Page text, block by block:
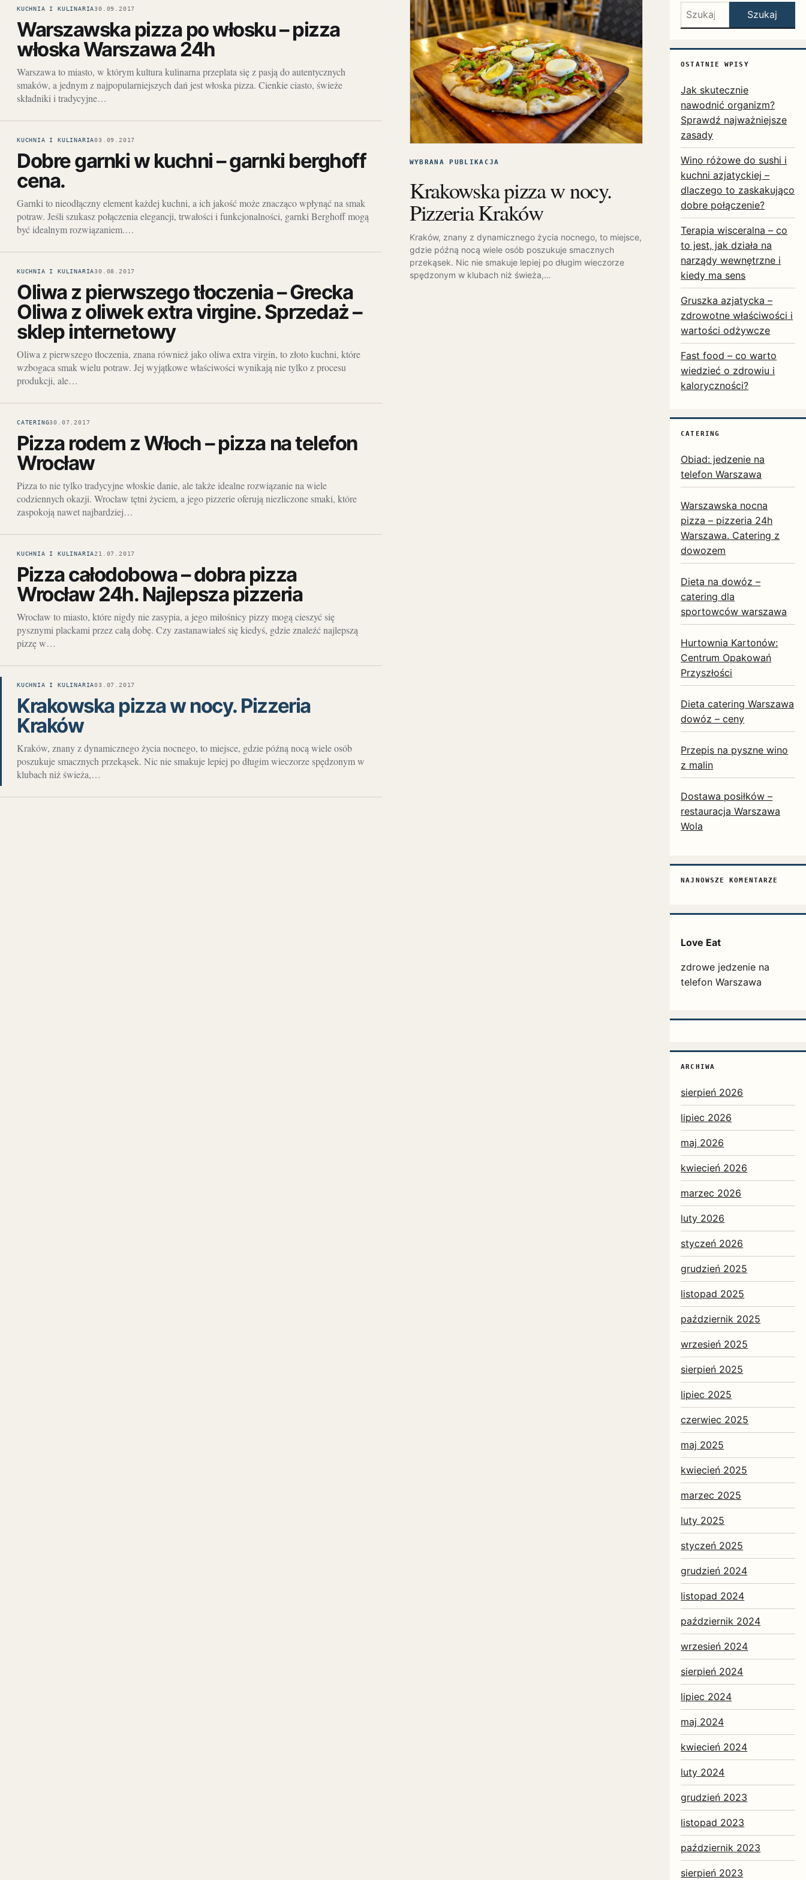
KUCHNIA I KULINARIA30.09.2017
Warszawska pizza po włosku – pizza
włoska Warszawa 24h
Warszawa to miasto, w którym kultura kulinarna przeplata się z pasją do autentycznych
smaków, a jednym z najpopularniejszych dań jest włoska pizza. Cienkie ciasto, świeże
składniki i tradycyjne…
KUCHNIA I KULINARIA03.09.2017
Dobre garnki w kuchni – garnki berghoff
cena.
Garnki to nieodłączny element każdej kuchni, a ich jakość może znacząco wpłynąć na smak
potraw. Jeśli szukasz połączenia elegancji, trwałości i funkcjonalności, garnki Berghoff mogą
być idealnym rozwiązaniem.…
KUCHNIA I KULINARIA30.08.2017
Oliwa z pierwszego tłoczenia – Grecka
Oliwa z oliwek extra virgine. Sprzedaż –
sklep internetowy
Oliwa z pierwszego tłoczenia, znana również jako oliwa extra virgin, to złoto kuchni, które
wzbogaca smak wielu potraw. Jej wyjątkowe właściwości wynikają nie tylko z procesu
produkcji, ale…
CATERING30.07.2017
Pizza rodem z Włoch – pizza na telefon
Wrocław
Pizza to nie tylko tradycyjne włoskie danie, ale także idealne rozwiązanie na wiele
codziennych okazji. Wrocław tętni życiem, a jego pizzerie oferują niezliczone smaki, które
zaspokoją nawet najbardziej…
KUCHNIA I KULINARIA21.07.2017
Pizza całodobowa – dobra pizza
Wrocław 24h. Najlepsza pizzeria
Wrocław to miasto, które nigdy nie zasypia, a jego miłośnicy pizzy mogą cieszyć się
pysznymi plackami przez całą dobę. Czy zastanawiałeś się kiedyś, gdzie znaleźć najlepszą
pizzę w…
KUCHNIA I KULINARIA03.07.2017
Krakowska pizza w nocy. Pizzeria
Kraków
Kraków, znany z dynamicznego życia nocnego, to miejsce, gdzie późną nocą wiele osób
poszukuje smacznych przekąsek. Nic nie smakuje lepiej po długim wieczorze spędzonym w
klubach niż świeża,…
WYBRANA PUBLIKACJA
Krakowska pizza w nocy.
Pizzeria Kraków
Kraków, znany z dynamicznego życia nocnego, to miejsce,
gdzie późną nocą wiele osób poszukuje smacznych
przekąsek. Nic nie smakuje lepiej po długim wieczorze
spędzonym w klubach niż świeża,…
Szukaj: Szukaj
OSTATNIE WPISY
Jak skutecznie
nawodnić organizm?
Sprawdź najważniejsze
zasady
Wino różowe do sushi i
kuchni azjatyckiej –
dlaczego to zaskakująco
dobre połączenie?
Terapia wisceralna – co
to jest, jak działa na
narządy wewnętrzne i
kiedy ma sens
Gruszka azjatycka –
zdrowotne właściwości i
wartości odżywcze
Fast food – co warto
wiedzieć o zdrowiu i
kaloryczności?
CATERING
Obiad: jedzenie na
telefon Warszawa
Warszawska nocna
pizza – pizzeria 24h
Warszawa. Catering z
dowozem
Dieta na dowóz –
catering dla
sportowców warszawa
Hurtownia Kartonów:
Centrum Opakowań
Przyszłości
Dieta catering Warszawa
dowóz – ceny
Przepis na pyszne wino
z malin
Dostawa posiłków –
restauracja Warszawa
Wola
NAJNOWSZE KOMENTARZE
Love Eat
zdrowe jedzenie na
telefon Warszawa
ARCHIWA
sierpień 2026
lipiec 2026
maj 2026
kwiecień 2026
marzec 2026
luty 2026
styczeń 2026
grudzień 2025
listopad 2025
październik 2025
wrzesień 2025
sierpień 2025
lipiec 2025
czerwiec 2025
maj 2025
kwiecień 2025
marzec 2025
luty 2025
styczeń 2025
grudzień 2024
listopad 2024
październik 2024
wrzesień 2024
sierpień 2024
lipiec 2024
maj 2024
kwiecień 2024
luty 2024
grudzień 2023
listopad 2023
październik 2023
sierpień 2023